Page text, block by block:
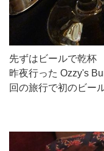
先ずはビールで乾杯
昨夜行った Ozzy's
回の旅行で初のビー